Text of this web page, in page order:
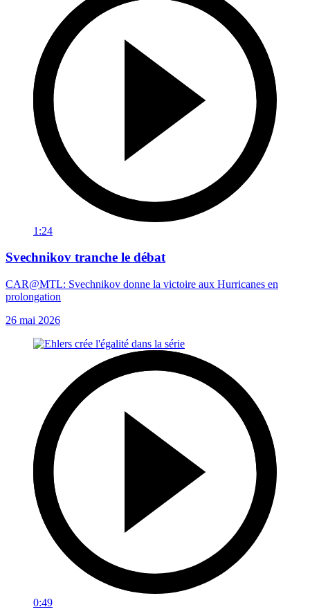
1:24
Svechnikov tranche le débat
CAR@MTL: Svechnikov donne la victoire aux Hurricanes en
prolongation
26 mai 2026
0:49